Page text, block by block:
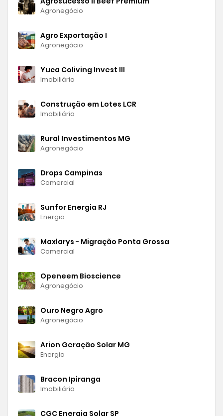
Agronegócio
Agro Exportação I
Agronegócio
Yuca Coliving Invest III
Imobiliária
Construção em Lotes LCR
Imobiliária
Rural Investimentos MG
Agronegócio
Drops Campinas
Comercial
Sunfor Energia RJ
Energia
Maxlarys - Migração Ponta Grossa
Comercial
Openeem Bioscience
Agronegócio
Ouro Negro Agro
Agronegócio
Arion Geração Solar MG
Energia
Bracon Ipiranga
Imobiliária
CGC Energia Solar SP